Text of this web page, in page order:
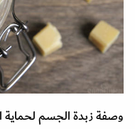
وصفة زبدة الجسم لحماية